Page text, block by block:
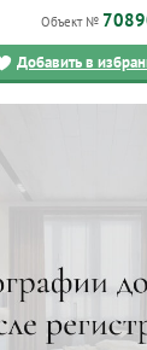
Объект №
Добавить в